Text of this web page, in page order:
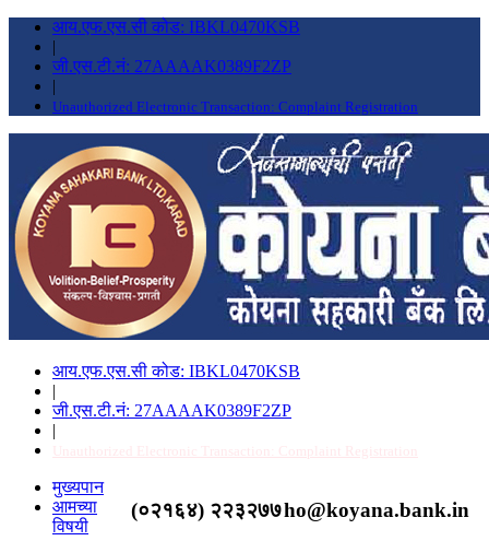
आय.एफ.एस.सी कोड: IBKL0470KSB
|
जी.एस.टी.नं: 27AAAAK0389F2ZP
|
Unauthorized Electronic Transaction: Complaint Registration
आय.एफ.एस.सी कोड: IBKL0470KSB
|
जी.एस.टी.नं: 27AAAAK0389F2ZP
|
Unauthorized Electronic Transaction: Complaint Registration
ho@koyana.bank.in
(०२१६४) २२३२७७
मुख्यपान
आमच्या
विषयी